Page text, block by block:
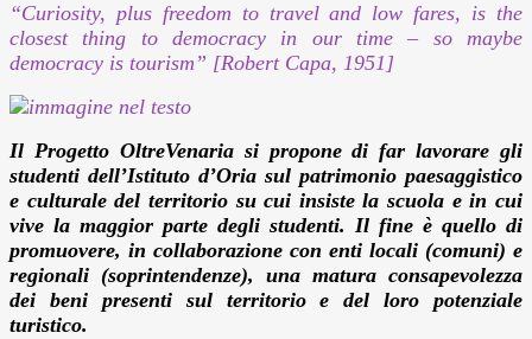
“Curiosity, plus freedom to travel and low fares, is the
closest thing to democracy in our time – so maybe
democracy is tourism” [Robert Capa, 1951]
Il Progetto OltreVenariasi propone di far lavorare gli
studenti dell’Istituto d’Oria sul patrimonio paesaggistico
e culturale del territorio su cui insiste la scuola e in cui
vive la maggior parte degli studenti. Il fine è quello di
promuovere, in collaborazione con enti locali (comuni) e
regionali (soprintendenze), una matura consapevolezza
dei beni presenti sul territorio e del loro potenziale
turistico.